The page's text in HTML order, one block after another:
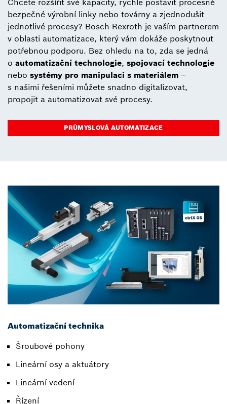
bezpečné výrobní linky nebo továrny a zjednodušit
jednotlivé procesy? Bosch Rexroth je vaším partnerem
v oblasti automatizace, který vám dokáže poskytnout
potřebnou podporu. Bez ohledu na to, zda se jedná
o automatizační technologie, spojovací technologie
nebo systémy pro manipulaci s materiálem –
s našimi řešeními můžete snadno digitalizovat,
propojit a automatizovat své procesy.
PRŮMYSLOVÁ AUTOMATIZACE
Automatizační technika
Šroubové pohony
Lineární osy a aktuátory
Lineární vedení
Řízení